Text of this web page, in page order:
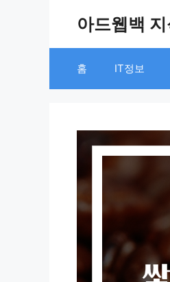
아드웹백
홈 IT정보